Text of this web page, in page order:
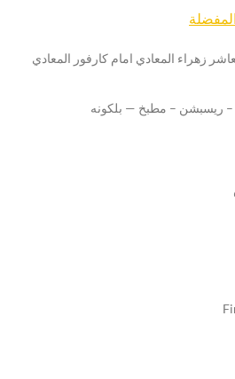
زهراء المعادي امام كارفور المعادي